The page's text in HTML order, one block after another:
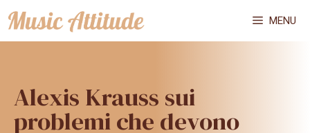
Vai
al
MENU
Alexis Krauss sui
problemi che devono